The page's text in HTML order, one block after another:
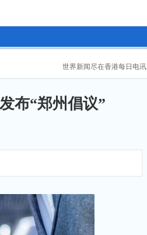
世界新闻尽在香港每日电讯
布“郑州倡议”